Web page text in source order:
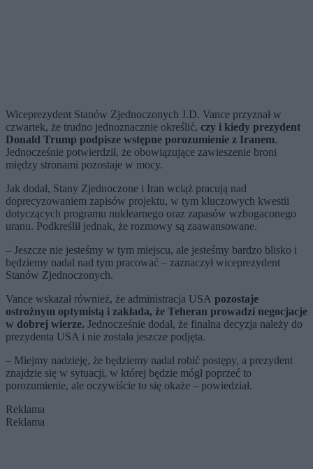
Wiceprezydent Stanów Zjednoczonych J.D. Vance przyznał w
czwartek, że trudno jednoznacznie określić, czy i kiedy prezydent
Donald Trump podpisze wstępne porozumienie z Iranem.
Jednocześnie potwierdził, że obowiązujące zawieszenie broni
między stronami pozostaje w mocy.
Jak dodał, Stany Zjednoczone i Iran wciąż pracują nad
doprecyzowaniem zapisów projektu, w tym kluczowych kwestii
dotyczących programu nuklearnego oraz zapasów wzbogaconego
uranu. Podkreślił jednak, że rozmowy są zaawansowane.
– Jeszcze nie jesteśmy w tym miejscu, ale jesteśmy bardzo blisko i
będziemy nadal nad tym pracować – zaznaczył wiceprezydent
Stanów Zjednoczonych.
Vance wskazał również, że administracja USA pozostaje
ostrożnym optymistą i zakłada, że Teheran prowadzi negocjacje
w dobrej wierze. Jednocześnie dodał, że finalna decyzja należy do
prezydenta USA i nie została jeszcze podjęta.
– Miejmy nadzieję, że będziemy nadal robić postępy, a prezydent
znajdzie się w sytuacji, w której będzie mógł poprzeć to
porozumienie, ale oczywiście to się okaże – powiedział.
Reklama
Reklama